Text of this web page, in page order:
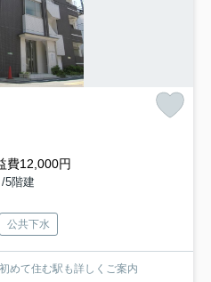
費12,000円
5階建
公共下水
めて住む駅も詳しくご案内